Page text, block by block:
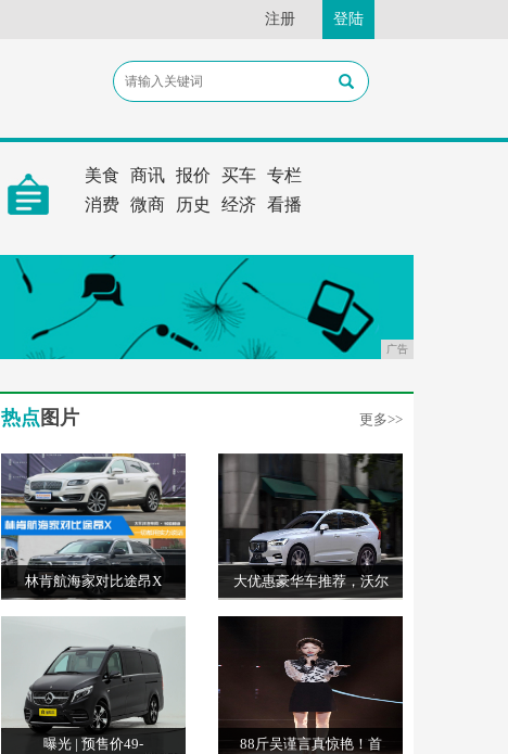
注册 登陆
美食 商讯 报价 买车 专栏
消费 微商 历史 经济 看播
广告
热点 图片 更多>>
林肯航海家对比途昂X 大优惠豪华车推荐，沃尔
曝光 | 预售价49- 88斤吴谨言真惊艳！首